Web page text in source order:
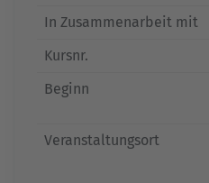
In Zusammenarbeit mit
Kursnr.
Beginn
Veranstaltungsort